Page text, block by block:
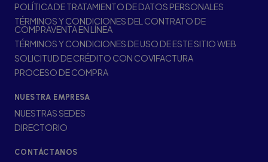
POLÍTICA DE TRATAMIENTO DE DATOS PERSONALES
TÉRMINOS Y CONDICIONES DEL CONTRATO DE
COMPRAVENTA EN LÍNEA
TÉRMINOS Y CONDICIONES DE USO DE ESTE SITIO WEB
SOLICITUD DE CRÉDITO CON COVIFACTURA
PROCESO DE COMPRA
NUESTRA EMPRESA
NUESTRAS SEDES
DIRECTORIO
CONTÁCTANOS